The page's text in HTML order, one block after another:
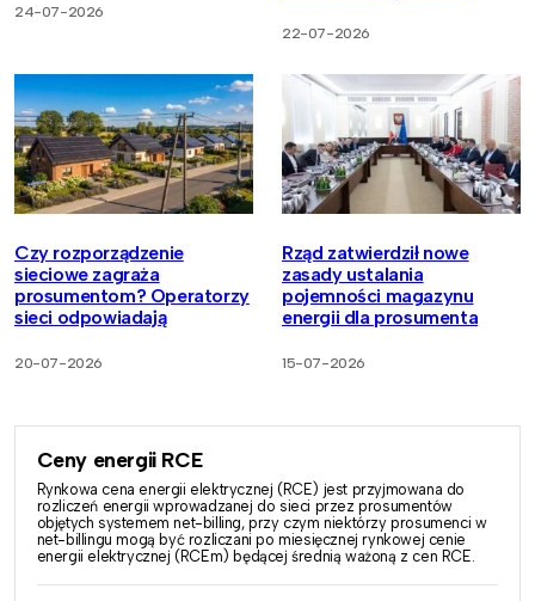
24-07-2026
22-07-2026
Czy rozporządzenie
sieciowe zagraża
prosumentom? Operatorzy
sieci odpowiadają
20-07-2026
Rząd zatwierdził nowe
zasady ustalania
pojemności magazynu
energii dla prosumenta
15-07-2026
Ceny energii RCE
Rynkowa cena energii elektrycznej (RCE) jest przyjmowana do
rozliczeń energii wprowadzanej do sieci przez prosumentów
objętych systemem net-billing, przy czym niektórzy prosumenci w
net-billingu mogą być rozliczani po miesięcznej rynkowej cenie
energii elektrycznej (RCEm) będącej średnią ważoną z cen RCE.